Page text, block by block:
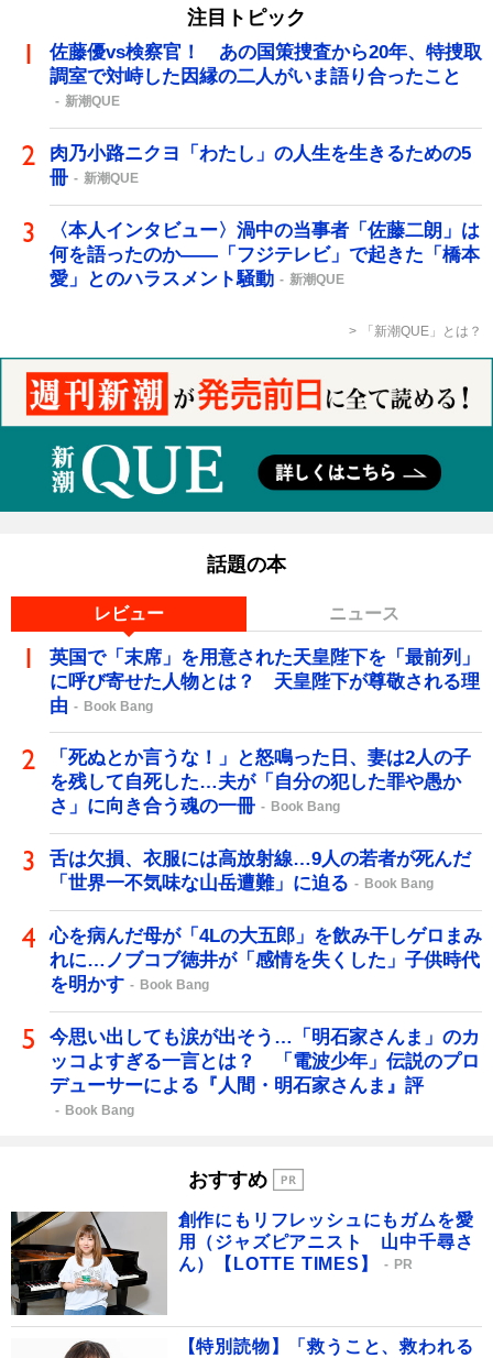
注目トピック
佐藤優vs検察官！ あの国策捜査から20年、特捜取
調室で対峙した因縁の二人がいま語り合ったこと
新潮QUE
肉乃小路ニクヨ「わたし」の人生を生きるための5
冊
新潮QUE
〈本人インタビュー〉渦中の当事者「佐藤二朗」は
何を語ったのか――「フジテレビ」で起きた「橋本
愛」とのハラスメント騒動
新潮QUE
「新潮QUE」とは？
話題の本
レビュー ニュース
英国で「末席」を用意された天皇陛下を「最前列」
に呼び寄せた人物とは？ 天皇陛下が尊敬される理
由
Book Bang
「死ぬとか言うな！」と怒鳴った日、妻は2人の子
を残して自死した…夫が「自分の犯した罪や愚か
さ」に向き合う魂の一冊
Book Bang
舌は欠損、衣服には高放射線…9人の若者が死んだ
「世界一不気味な山岳遭難」に迫る
Book Bang
心を病んだ母が「4Lの大五郎」を飲み干しゲロまみ
れに…ノブコブ徳井が「感情を失くした」子供時代
を明かす
Book Bang
今思い出しても涙が出そう…「明石家さんま」のカ
ッコよすぎる一言とは？ 「電波少年」伝説のプロ
デューサーによる『人間・明石家さんま』評
Book Bang
おすすめ
創作にもリフレッシュにもガムを愛
用（ジャズピアニスト 山中千尋さ
ん）【LOTTE TIMES】
PR
【特別読物】「救うこと、救われる